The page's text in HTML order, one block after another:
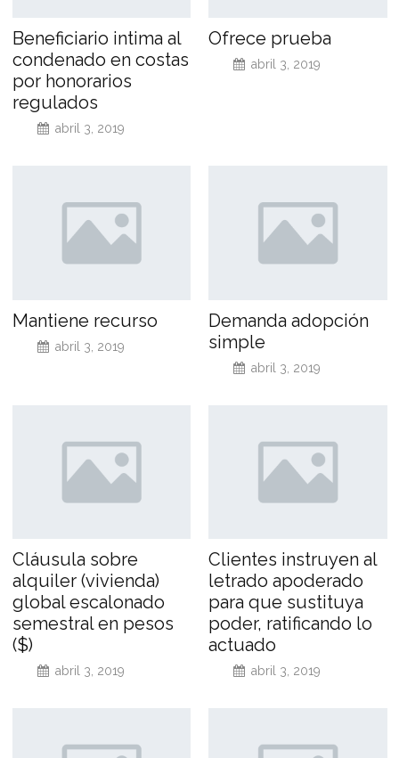
Beneficiario intima al
condenado en costas
por honorarios
regulados
abril 3, 2019
Ofrece prueba
abril 3, 2019
Mantiene recurso
abril 3, 2019
Demanda adopción
simple
abril 3, 2019
Cláusula sobre
alquiler (vivienda)
global escalonado
semestral en pesos
($)
abril 3, 2019
Clientes instruyen al
letrado apoderado
para que sustituya
poder, ratificando lo
actuado
abril 3, 2019